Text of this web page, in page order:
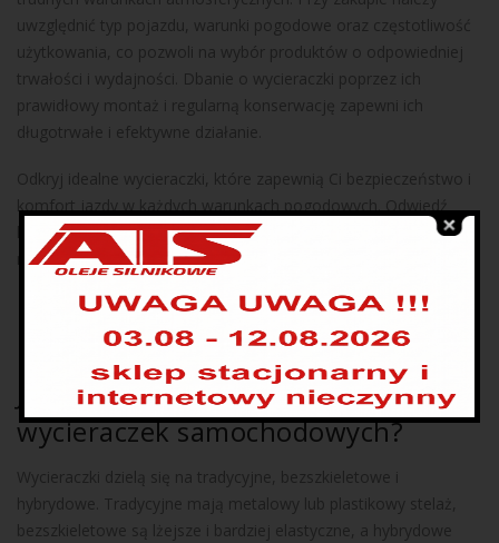
uwzględnić typ pojazdu, warunki pogodowe oraz częstotliwość
użytkowania, co pozwoli na wybór produktów o odpowiedniej
trwałości i wydajności. Dbanie o wycieraczki poprzez ich
prawidłowy montaż i regularną konserwację zapewni ich
długotrwałe i efektywne działanie.
Odkryj idealne wycieraczki, które zapewnią Ci bezpieczeństwo i
komfort jazdy w każdych warunkach pogodowych. Odwiedź
lokalnych dostawców w Katowicach, aby znaleźć produkty
najwyższej jakości w atrakcyjnych cenach!
FAQ
Jakie są różnice między typami
wycieraczek samochodowych?
Wycieraczki dzielą się na tradycyjne, bezszkieletowe i
hybrydowe. Tradycyjne mają metalowy lub plastikowy stelaż,
bezszkieletowe są lżejsze i bardziej elastyczne, a hybrydowe